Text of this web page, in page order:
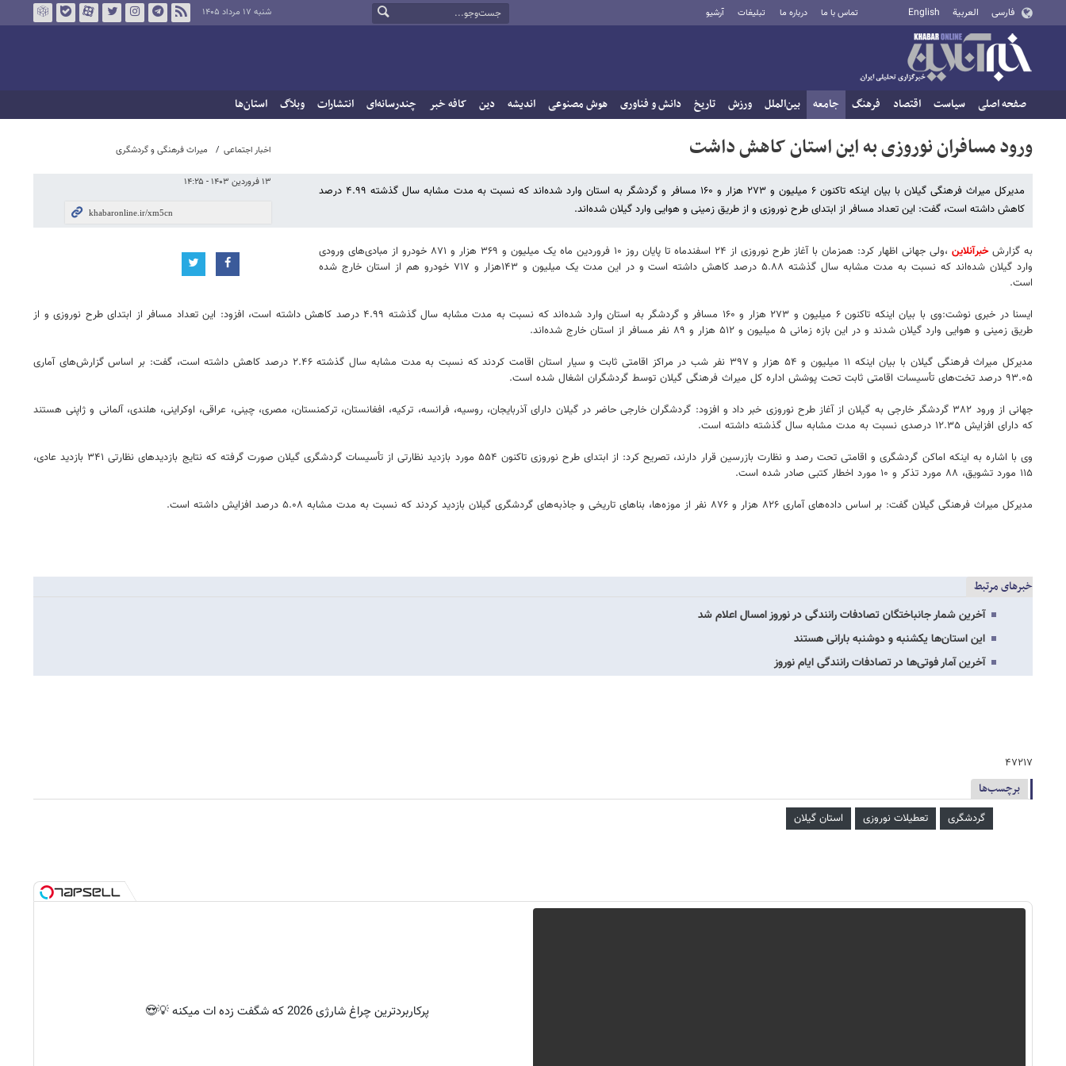
فارسی العربية English تماس با ما درباره ما تبلیغات آرشیو شنبه ۱۷ مرداد ۱۴۰۵
صفحه اصلی سیاست اقتصاد فرهنگ جامعه بین‌الملل ورزش تاریخ دانش و فناوری هوش مصنوعی اندیشه دین کافه خبر چندرسانه‌ای انتشارات وبلاگ استان‌ها
اخبار اجتماعی میراث فرهنگی و گردشگری
۱۳ فروردین ۱۴۰۳ - ۱۴:۲۵
ورود مسافران نوروزی به این استان کاهش داشت
مدیرکل میراث فرهنگی گیلان با بیان اینکه تاکنون ۶ میلیون و ۲۷۳ هزار و ۱۶۰ مسافر و گردشگر به استان وارد شده‌اند که نسبت به مدت مشابه سال گذشته ۴.۹۹ درصد
کاهش داشته است، گفت: این تعداد مسافر از ابتدای طرح نوروزی و از طریق زمینی و هوایی وارد گیلان شده‌اند.
به گزارشخبرآنلاین
،ولی جهانی اظهار کرد: همزمان با آغاز طرح نوروزی از ۲۴ اسفندماه تا پایان روز ۱۰ فروردین ماه یک میلیون و ۳۶۹ هزار و ۸۷۱ خودرو از مبادی‌های ورودی
وارد گیلان شده‌اند که نسبت به مدت مشابه سال گذشته ۵.۸۸ درصد کاهش داشته است و در این مدت یک میلیون و ۱۴۳هزار و ۷۱۷ خودرو هم از استان خارج شده
است.
ایسنا در خبری نوشت:وی با بیان اینکه تاکنون ۶ میلیون و ۲۷۳ هزار و ۱۶۰ مسافر و گردشگر به استان وارد شده‌اند که نسبت به مدت مشابه سال گذشته ۴.۹۹ درصد کاهش داشته است، افزود: این تعداد مسافر از ابتدای طرح نوروزی و از
طریق زمینی و هوایی وارد گیلان شدند و در این بازه زمانی ۵ میلیون و ۵۱۲ هزار و ۸۹ نفر مسافر از استان خارج شده‌اند.
مدیرکل میراث فرهنگی گیلان با بیان اینکه ۱۱ میلیون و ۵۴ هزار و ۳۹۷ نفر شب در مراکز اقامتی ثابت و سیار استان اقامت کردند که نسبت به مدت مشابه سال گذشته ۲.۴۶ درصد کاهش داشته است، گفت: بر اساس گزارش‌های آماری
۹۳.۰۵ درصد تخت‌های تأسیسات اقامتی ثابت تحت پوشش اداره کل میراث فرهنگی گیلان توسط گردشگران اشغال شده است.
جهانی از ورود ۳۸۲ گردشگر خارجی به گیلان از آغاز طرح نوروزی خبر داد و افزود: گردشگران خارجی حاضر در گیلان دارای آذربایجان، روسیه، فرانسه، ترکیه، افغانستان، ترکمنستان، مصری، چینی، عراقی، اوکراینی، هلندی، آلمانی و ژاپنی هستند
که دارای افزایش ۱۲.۳۵ درصدی نسبت به مدت مشابه سال گذشته داشته است.
وی با اشاره به اینکه اماکن گردشگری و اقامتی تحت رصد و نظارت بازرسین قرار دارند، تصریح کرد: از ابتدای طرح نوروزی تاکنون ۵۵۴ مورد بازدید نظارتی از تأسیسات گردشگری گیلان صورت گرفته که نتایج بازدیدهای نظارتی ۳۴۱ بازدید عادی،
۱۱۵ مورد تشویق، ۸۸ مورد تذکر و ۱۰ مورد اخطار کتبی صادر شده است.
مدیرکل میراث فرهنگی گیلان گفت: بر اساس داده‌های آماری ۸۲۶ هزار و ۸۷۶ نفر از موزه‌ها، بناهای تاریخی و جاذبه‌های گردشگری گیلان بازدید کردند که نسبت به مدت مشابه ۵.۰۸ درصد افزایش داشته است.
خبرهای مرتبط
آخرین شمار جانباختگان تصادفات رانندگی در نوروز امسال اعلام شد
این استان‌ها یکشنبه و دوشنبه بارانی هستند
آخرین آمار فوتی‌ها در تصادفات رانندگی ایام نوروز
۴۷۲۱۷
برچسب‌ها
گردشگری تعطیلات نوروزی استان گیلان
پرکاربردترین چراغ شارژی 2026 که شگفت زده ات میکنه 💡😍